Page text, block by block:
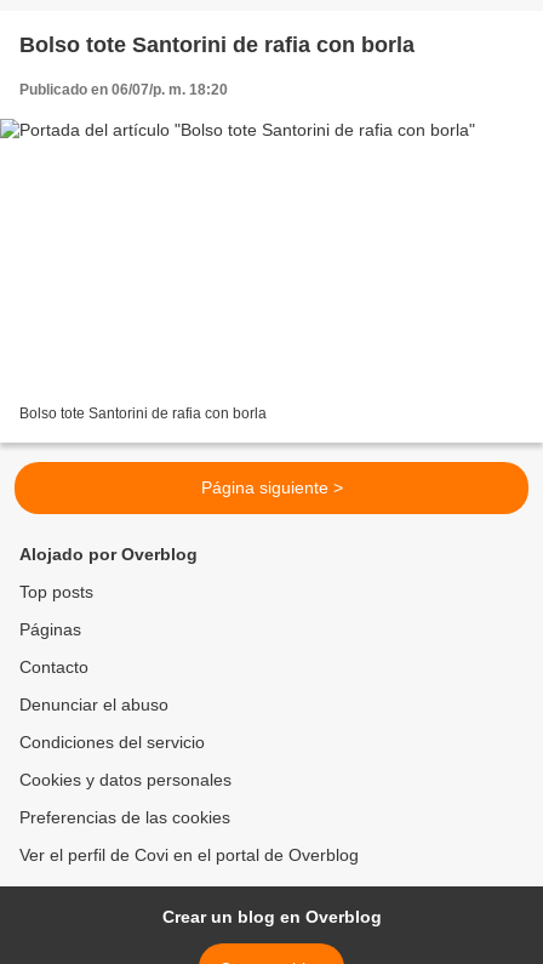
Bolso tote Santorini de rafia con borla
Publicado en 06/07/p. m. 18:20
Bolso tote Santorini de rafia con borla
Página siguiente >
Alojado por Overblog
Top posts
Páginas
Contacto
Denunciar el abuso
Condiciones del servicio
Cookies y datos personales
Preferencias de las cookies
Ver el perfil de Covi en el portal de Overblog
Crear un blog en Overblog